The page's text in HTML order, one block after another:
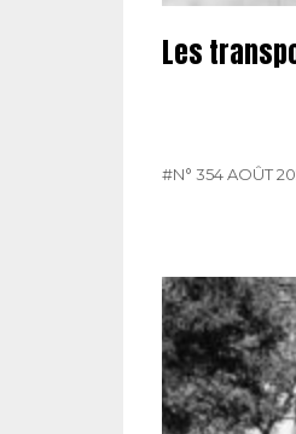
Les
#N° 354 AOÛT